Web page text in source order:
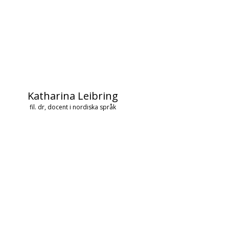
Katharina Leibring
fil. dr, docent i nordiska språk